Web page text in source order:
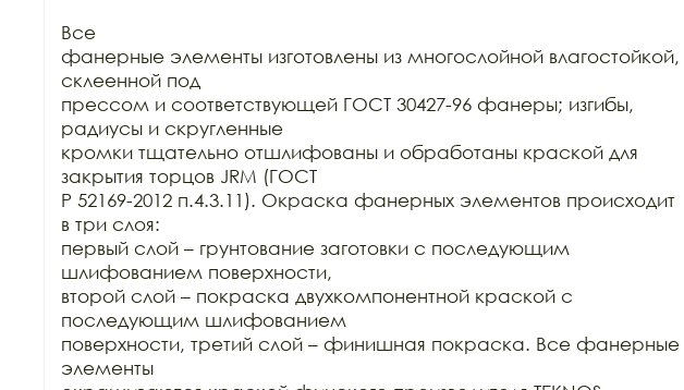
Все
фанерные элементы изготовлены из многослойной влагостойкой,
склеенной под
прессом и соответствующей ГОСТ 30427-96 фанеры; изгибы,
радиусы и скругленные
кромки тщательно отшлифованы и обработаны краской для
закрытия торцов JRM (ГОСТ
Р 52169-2012 п.4.3.11). Окраска фанерных элементов происходит
в три слоя:
первый слой – грунтование заготовки с последующим
шлифованием поверхности,
второй слой – покраска двухкомпонентной краской с
последующим шлифованием
поверхности, третий слой – финишная покраска. Все фанерные
элементы